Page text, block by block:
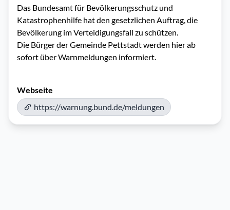
Das Bundesamt für Bevölkerungsschutz und
Katastrophenhilfe hat den gesetzlichen Auftrag, die
Bevölkerung im Verteidigungsfall zu schützen.
Die Bürger der Gemeinde Pettstadt werden hier ab
sofort über Warnmeldungen informiert.
Webseite
https://warnung.bund.de/meldungen